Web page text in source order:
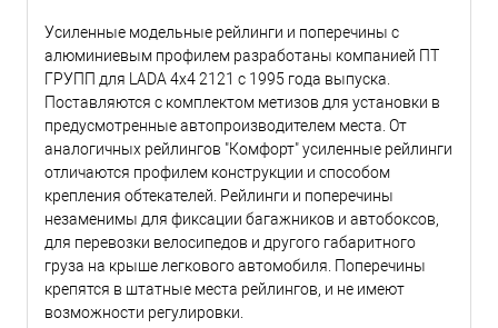
Усиленные модельные рейлинги и поперечины с
алюминиевым профилем разработаны компанией ПТ
ГРУПП для LADA 4x4 2121 c 1995 года выпуска.
Поставляются с комплектом метизов для установки в
предусмотренные автопроизводителем места. От
аналогичных рейлингов "Комфорт" усиленные рейлинги
отличаются профилем конструкции и способом
крепления обтекателей. Рейлинги и поперечины
незаменимы для фиксации багажников и автобоксов,
для перевозки велосипедов и другого габаритного
груза на крыше легкового автомобиля. Поперечины
крепятся в штатные места рейлингов, и не имеют
возможности регулировки.